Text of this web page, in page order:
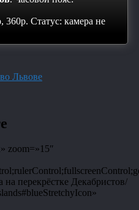
360p. Статус: камера не
zoom=»15″
перекрёстке Декабристов/